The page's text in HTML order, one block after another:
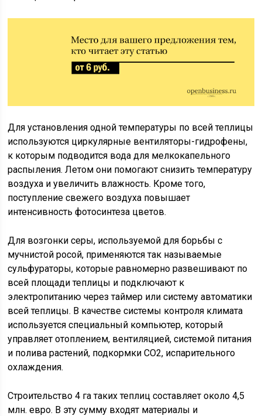
Для установления одной температуры по всей теплицы
используются циркулярные вентиляторы-гидрофены,
к которым подводится вода для мелкокапельного
распыления. Летом они помогают снизить температуру
воздуха и увеличить влажность. Кроме того,
поступление свежего воздуха повышает
интенсивность фотосинтеза цветов.
Для возгонки серы, используемой для борьбы с
мучнистой росой, применяются так называемые
сульфураторы, которые равномерно развешивают по
всей площади теплицы и подключают к
электропитанию через таймер или систему автоматики
всей теплицы. В качестве системы контроля климата
используется специальный компьютер, который
управляет отоплением, вентиляцией, системой питания
и полива растений, подкормки СО2, испарительного
охлаждения.
Строительство 4 га таких теплиц составляет около 4,5
млн. евро. В эту сумму входят материалы и